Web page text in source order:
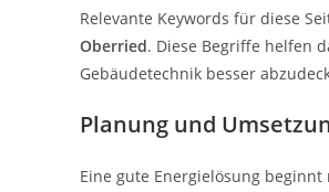
Relevante Keywords für diese
Oberried. Diese Begriffe helfen
Gebäudetechnik besser
Planung und
Eine gute Energielösung